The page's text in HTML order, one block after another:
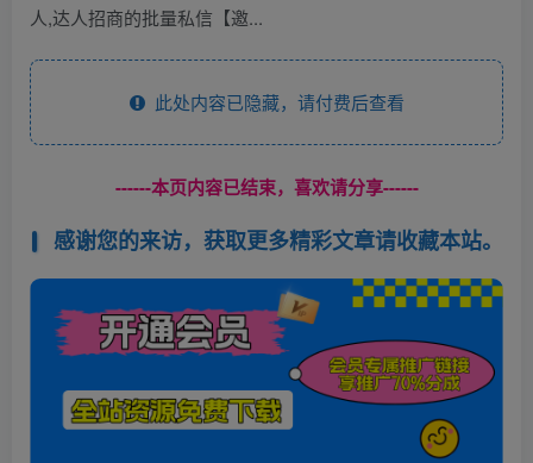
此处内容已隐藏，请付费后查看
------本页内容已结束，喜欢请分享------
感谢您的来访，获取更多精彩文章请收藏本站。